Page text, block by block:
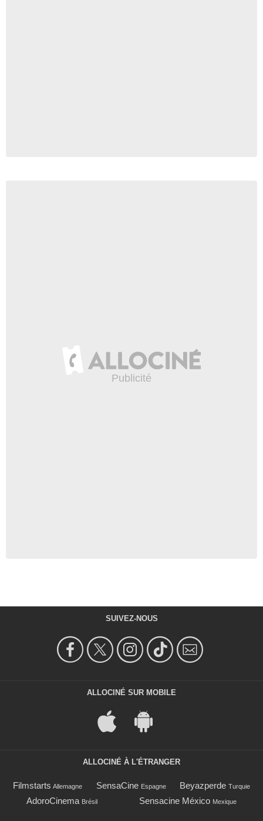
SUIVEZ-NOUS
ALLOCINÉ SUR MOBILE
ALLOCINÉ À L'ÉTRANGER
Filmstarts Allemagne SensaCine Espagne Beyazperde Turquie
AdoroCinema Brésil Sensacine México Mexique